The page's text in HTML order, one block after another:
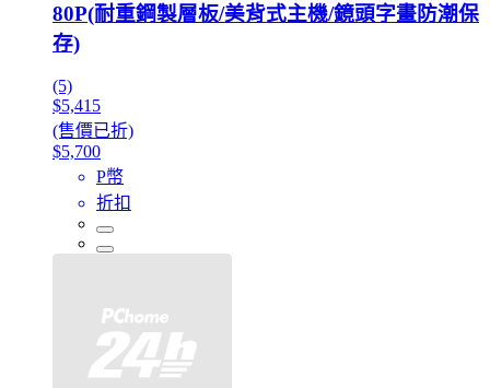
80P(耐重鋼製層板/美背式主機/鏡頭字畫防潮保
存)
(5)
$5,415
(售價已折)
$5,700
P幣
折扣